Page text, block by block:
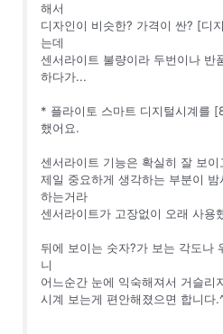
해서
디자인이 비슷한? 가격이 싼? [디
는데
센서라이트 불량이라 두번이나 반
하다가...
* 플라이토 스마트 디지털시계를
했어요.
센서라이트 기능은 확실히 잘 보이
제일 중요하게 생각하는 부분이 밤
하는거라
센서라이트가 고장없이 오래 사용
뒤에 보이는 숫자?가 보는 각도나
니
어느순간 눈에 익숙해져서 거슬리
시계 보는게 편안해졌으면 합니다